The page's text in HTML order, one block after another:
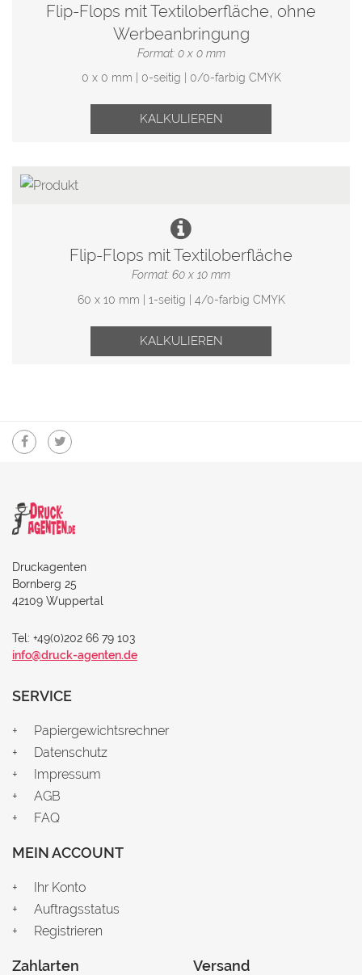
Flip-Flops mit Textiloberfläche, ohne
Werbeanbringung
Format: 0 x 0 mm
0 x 0 mm | 0-seitig | 0/0-farbig CMYK
KALKULIEREN
Flip-Flops mit Textiloberfläche
Format: 60 x 10 mm
60 x 10 mm | 1-seitig | 4/0-farbig CMYK
KALKULIEREN
Druckagenten
Bornberg 25
42109 Wuppertal
Tel: +49(0)202 66 79 103
info@druck-agenten.de
SERVICE
Papiergewichtsrechner
Datenschutz
Impressum
AGB
FAQ
MEIN ACCOUNT
Ihr Konto
Auftragsstatus
Registrieren
Zahlarten Versand